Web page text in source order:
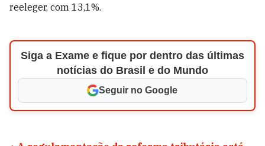
reeleger, com 13,1%.
Siga a Exame e fique por dentro das últimas
notícias do Brasil e do Mundo
Seguir no Google